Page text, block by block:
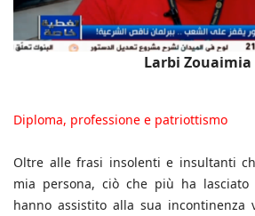
Larbi Zouaimia
Diploma, professione e patriottismo
Oltre alle frasi insolenti e insultanti
mia persona, ciò che più ha
hanno assistito alla sua incontinenza